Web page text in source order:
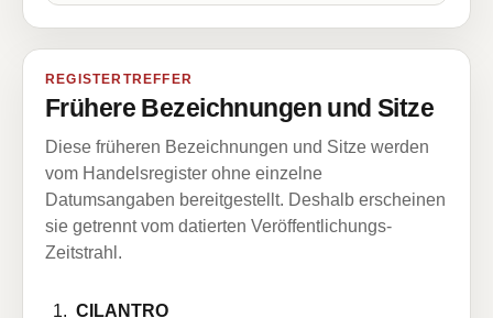
REGISTERTREFFER
Frühere Bezeichnungen und Sitze
Diese früheren Bezeichnungen und Sitze werden
vom Handelsregister ohne einzelne
Datumsangaben bereitgestellt. Deshalb erscheinen
sie getrennt vom datierten Veröffentlichungs-
Zeitstrahl.
CILANTRO